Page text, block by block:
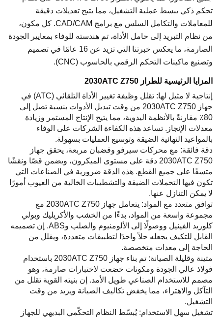
تحكم ذكي يبسط عملية التشغيل، مما يتيح تعديلات دقيقة
للمعاملات والتكامل السلس مع برامج CAD/CAM. كل مكون،
من نظام التبريد إلى حامل الأداة، تم هندسته للوفاء بمعايير الجودة
الصارمة، ما يعكس خبرتنا التي تزيد عن 16 عامًا في تصميم
وتصنيع ماكينات التحكم الرقمي بالحاسوب (CNC).
المزايا الرئيسية للطراز 2030ATC Z750
إنتاجية لا مثيل لها: تقلل وظيفة تغيير الأداة التلقائي (ATC) في
جهاز 2030ATC Z750 من وقت تبديل الأدوات بنسبة تصل إلى
80٪ مقارنةً بالأنظمة اليدوية، مما يتيح الإنتاج المستمر وزيادة
معدلات الإنجاز. تساعد هذه الكفاءة الشركات على الوفاء
بالمواعيد النهائية الضيقة وتوسيع العمليات بسهولة.
دقة فائقة: مع محركات سيرفو وقضبان مربعة، يحقق جهاز
2030ATC Z750 دقة على مستوى الميكرون، ويضمن قصًا ونقشًا
متسقًا على جميع القطع. هذه الدقة ضرورية في الصناعات التي
تكون فيها التحملات الضيقة والتشطيبات الخالية من العيوب أمورًا
لا يمكن التنازل عنها.
توافق متعدد مع المواد: يتعامل جهاز 2030ATC Z750 مع
مجموعة واسعة من المواد، بدءًا من الخشب والأكريليك وبولي
كلوريد الفينيل ووصولًا إلى الألومنيوم والصلب وABS. إن تصميمه
القابل للتكيف يجعله حلاً واحدًا لتطبيقات متعددة، ويقلل من
الحاجة إلى معدات متخصصة.
متينة وقليلة الصيانة: تم بناء جهاز 2030ATC Z750 باستخدام
فولاذ عالي الجودة ومكونات خضعت لاختبارات صارمة، وهو
مصمم للاستخدام الصناعي طويل الأمد. إن بنيته القوية تقلل من
التآكل والاهتراء، مما يخفض تكاليف الصيانة ويزيد من وقت
التشغيل.
تشغيل سهل الاستخدام: يُبسّط النظام التحكّمي البديهي للجهاز